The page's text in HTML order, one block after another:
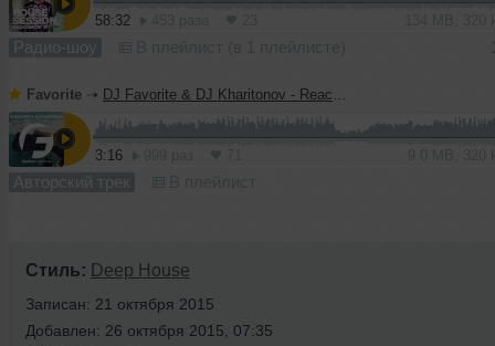
58:32
Радио-шоу
Favorite ➝ DJ Favorite & DJ Kharitonov - Reach The Sky (Radio Edit)
3:16
Авторский трек
Стиль: Deep House
Записан: 21 октября 2015
Добавлен: 26 октября 2015, 07:35